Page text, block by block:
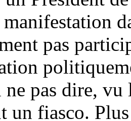
manifestation
pas
pas dire,
un fiasco.